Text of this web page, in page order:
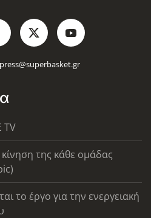
press@superbasket.gr
TV
της κάθε ομάδας
το έργο για την ενεργειακή